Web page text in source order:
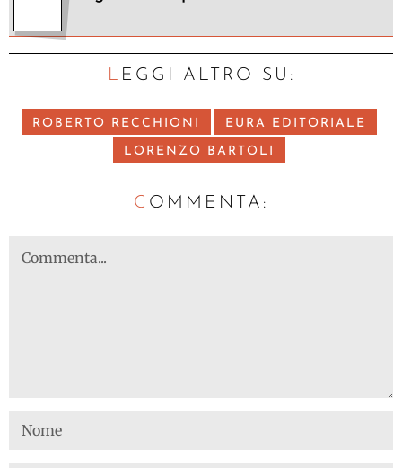
LEGGI ALTRO SU:
ROBERTO RECCHIONI EURA EDITORIALE
LORENZO BARTOLI
C OMMENTA: